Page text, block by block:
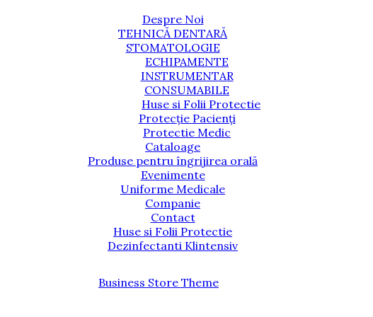
Despre Noi
TEHNICĂ DENTARĂ
STOMATOLOGIE
ECHIPAMENTE
INSTRUMENTAR
CONSUMABILE
Huse si Folii Protectie
Protecție Pacienți
Protectie Medic
Cataloage
Produse pentru îngrijirea orală
Evenimente
Uniforme Medicale
Companie
Contact
Huse si Folii Protectie
Dezinfectanti Klintensiv
Business Store Theme